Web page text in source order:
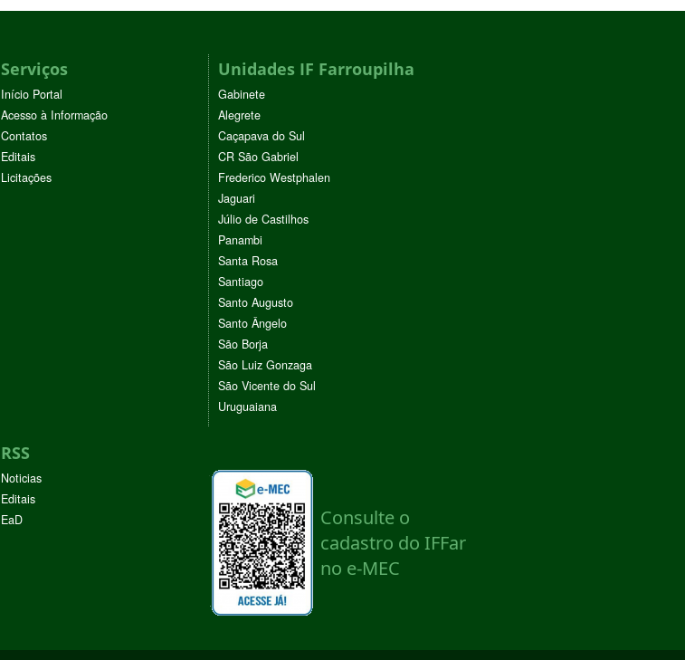
Serviços
Início Portal
Acesso à Informação
Contatos
Editais
Licitações
Unidades IF Farroupilha
Gabinete
Alegrete
Caçapava do Sul
CR São Gabriel
Frederico Westphalen
Jaguari
Júlio de Castilhos
Panambi
Santa Rosa
Santiago
Santo Augusto
Santo Ângelo
São Borja
São Luiz Gonzaga
São Vicente do Sul
Uruguaiana
RSS
Noticias
Editais
EaD